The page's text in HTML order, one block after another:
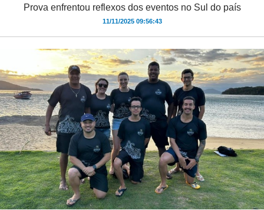
Prova enfrentou reflexos dos eventos no Sul do país
11/11/2025 09:56:43